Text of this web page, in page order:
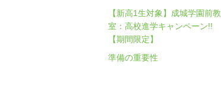
【新高1生対象】成城学園前教
室：高校進学キャンペーン!!
【期間限定】
準備の重要性